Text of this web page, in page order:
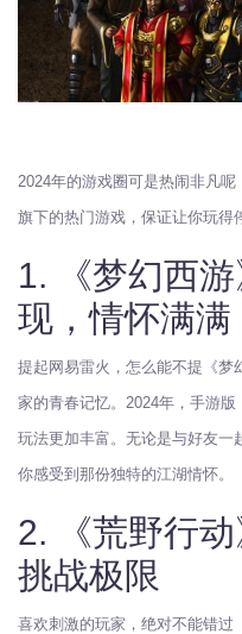
2024年的游戏圈可是热闹非凡
旗下的热门游戏，保证让你玩得
1. 《梦幻西
现，情怀满满
提起网易雷火，怎么能不提《梦
家的青春记忆。2024年，手游版
玩法更加丰富。无论是与好友一
你感受到那份独特的江湖情怀。
2. 《荒野行动
挑战极限
喜欢刺激的玩家，绝对不能错过